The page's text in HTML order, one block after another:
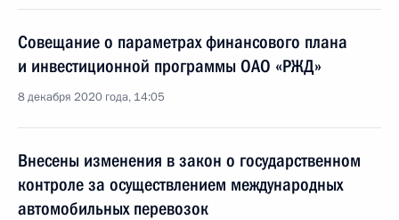
Совещание о параметрах финансового плана
и инвестиционной программы ОАО «РЖД»
8 декабря 2020 года, 14:05
Внесены изменения в закон о государственном
контроле за осуществлением международных
автомобильных перевозок